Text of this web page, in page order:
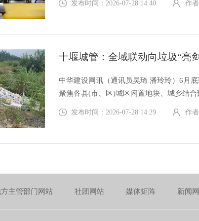
发布时间：2026-07-28 14:40 作者
十堰城管：全域联动向垃圾“亮
中华建设网讯（通讯员吴琦 潘玲玲）6月
聚焦各县(市、区)城区闲置地块、城乡结
发布时间：2026-07-28 14:29 作
主管部门网站 社团网站 媒体矩阵 新闻